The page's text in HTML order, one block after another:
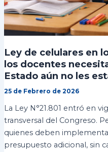
Ley de celulares en
los docentes
Estado aún no les
25 de Febrero de 2026
La Ley N°21.801 entró en
transversal del Congreso.
quienes deben
presupuesto adicional, sin